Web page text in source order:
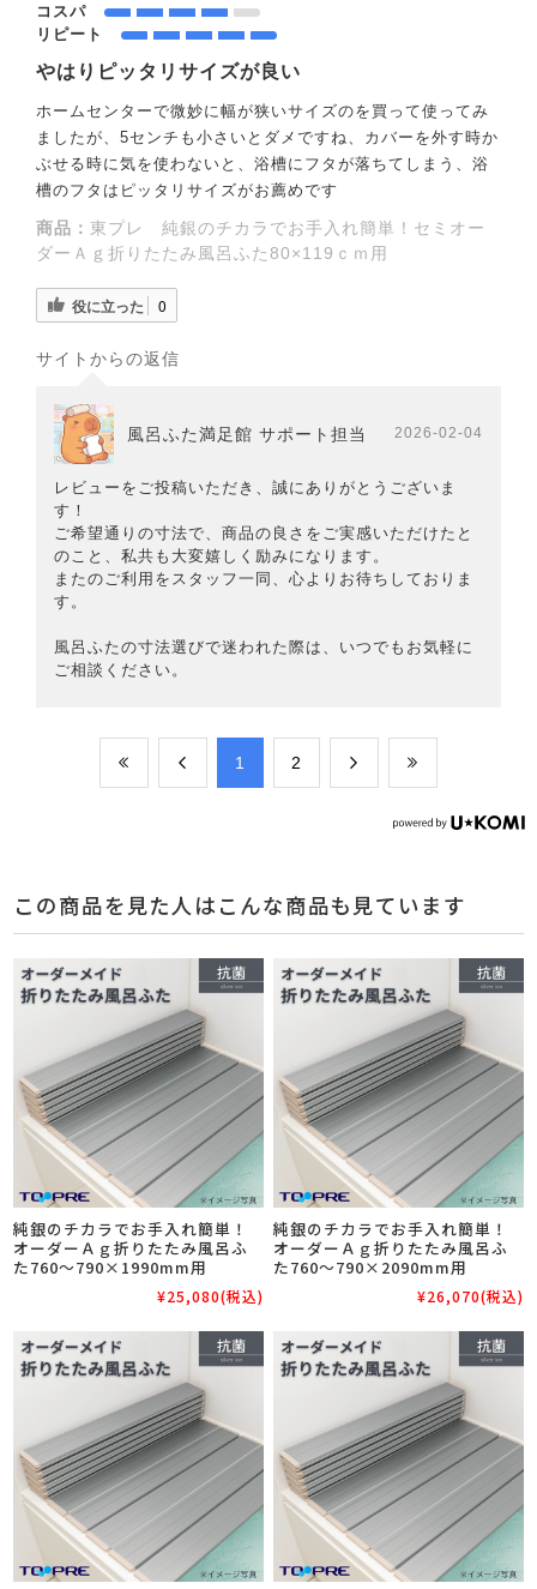
コスパ
リピート
やはりピッタリサイズが良い
ホームセンターで微妙に幅が狭いサイズのを買って使ってみ
ましたが、5センチも小さいとダメですね、カバーを外す時か
ぶせる時に気を使わないと、浴槽にフタが落ちてしまう、浴
槽のフタはピッタリサイズがお薦めです
商品： 東プレ 純銀のチカラでお手入れ簡単！セミオー
ダーＡｇ折りたたみ風呂ふた80×119ｃｍ用
役に立った 0
サイトからの返信
風呂ふた満足館 サポート担当 2026-02-04
レビューをご投稿いただき、誠にありがとうございま
す！
ご希望通りの寸法で、商品の良さをご実感いただけたと
のこと、私共も大変嬉しく励みになります。
またのご利用をスタッフ一同、心よりお待ちしておりま
す。
風呂ふたの寸法選びで迷われた際は、いつでもお気軽に
ご相談ください。
​1 ​2
この商品を見た人はこんな商品も見ています
純銀のチカラでお手入れ簡単！
オーダーＡｇ折りたたみ風呂ふ
た760～790×1990mm用
¥25,080(税込)
純銀のチカラでお手入れ簡単！
オーダーＡｇ折りたたみ風呂ふ
た760～790×2090mm用
¥26,070(税込)